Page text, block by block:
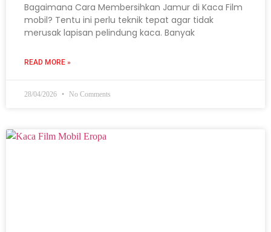
Bagaimana Cara Membersihkan Jamur di Kaca Film
mobil? Tentu ini perlu teknik tepat agar tidak
merusak lapisan pelindung kaca. Banyak
READ MORE »
28/04/2026 No Comments